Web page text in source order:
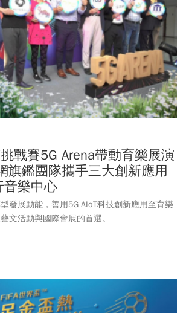
戰賽5G Arena帶動育樂展演
旗鑑團隊攜手三大創新應用
音樂中心
發展動能，善用5G AIoT科技創新應用至育樂
文活動與國際會展的首選。